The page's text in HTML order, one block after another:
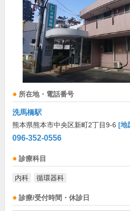
所在地・電話番号
洗馬橋駅
熊本県熊本市中央区新町2丁目9-6 [地
096-352-0556
診療科目
内科 循環器科
診療/受付時間・休診日